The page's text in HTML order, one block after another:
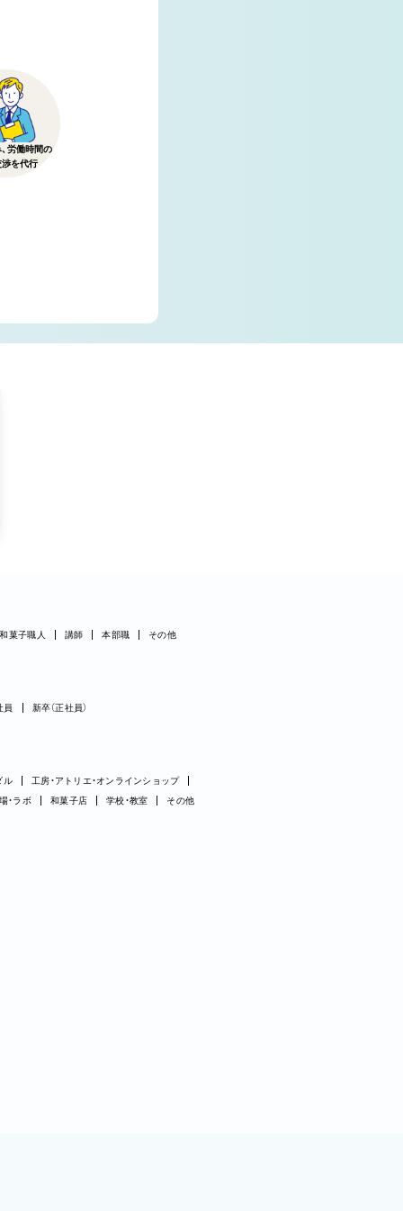
、労働時間の
渉を代行
和菓子職人 講師 本部職 その他
員 新卒（正社員）
ル
工房・アトリエ・オンラインショップ
・ラボ
和菓子店 学校・教室 その他